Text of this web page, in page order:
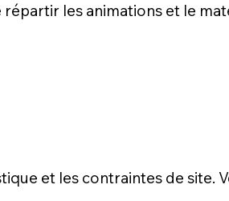
les animations et le
et les contraintes de site.